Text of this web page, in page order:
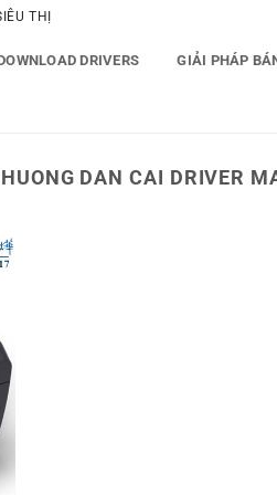
THỊ
DRIVERS GIẢI PHÁP
HUONG DAN CAI DRIVER